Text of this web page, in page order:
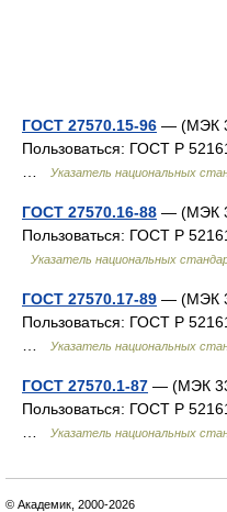
ГОСТ 27570.15-96 — (МЭК
Пользоваться: ГОСТ Р
Указатель национальных
ГОСТ 27570.16-88 — (МЭК
Пользоваться: ГОСТ Р
Указатель национальных
ГОСТ 27570.17-89 — (МЭК
Пользоваться: ГОСТ Р
Указатель национальных
ГОСТ 27570.1-87 — (МЭК
Пользоваться: ГОСТ Р
Указатель национальных
© Академик, 2000-2026